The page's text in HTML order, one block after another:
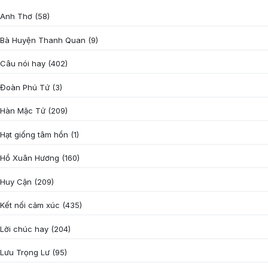
Anh Thơ (58)
Bà Huyện Thanh Quan (9)
Câu nói hay (402)
Đoàn Phú Tứ (3)
Hàn Mặc Tử (209)
Hạt giống tâm hồn (1)
Hồ Xuân Hương (160)
Huy Cận (209)
Kết nối cảm xúc (435)
Lời chúc hay (204)
Lưu Trọng Lư (95)